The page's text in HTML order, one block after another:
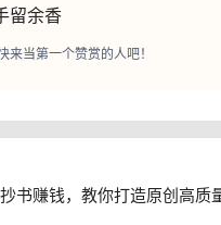
留余香
来当第一个赞赏的人吧！
书赚钱，教你打造原创高质